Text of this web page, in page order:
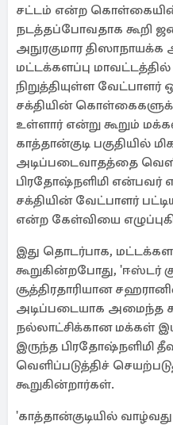
சட்டம் என்ற
நடத்தப்போவதாக கூறி
அநுரகுமார
மட்டக்களப்பு
நிறுத்தியுள்ள வேட்பாளர்
சக்தியின்
உள்ளார் என்று கூறும்
காத்தான்குடி பகுதியில்
அடிப்படைவாதத்தை
பிரதோஷ்நளிமி என்பவர்
சக்தியின் வேட்பாளர்
என்ற கேள்வியை
இது தொடர்பாக,
கூறுகின்றபோது, 'ஈஸ்டர்
சூத்திரதாரியான
அடிப்படையாக அமைந்த
நல்லாட்சிக்கான மக்கள்
இருந்த பிரதோஷ்நளிமி
வெளிப்படுத்திச்
கூறுகின்றார்கள்.
'காத்தான்குடியில்